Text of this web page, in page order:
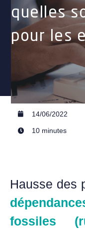
quelles
pour les
14/06/2022
10 minutes
Hausse des
fossiles